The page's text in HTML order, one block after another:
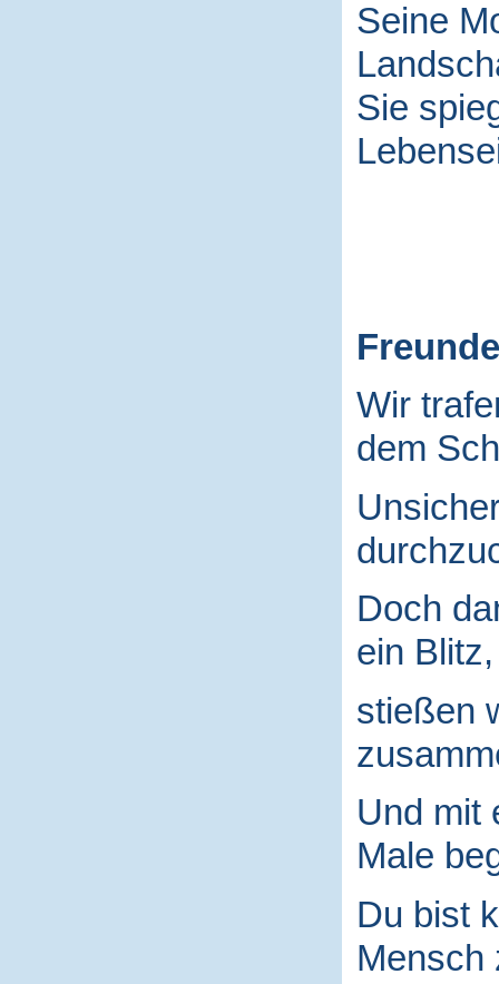
Seine
Sie
Freunde
Wir
dem
Doch
ein Blitz,
stießen
Und mit
Male
Du bist
Mensch